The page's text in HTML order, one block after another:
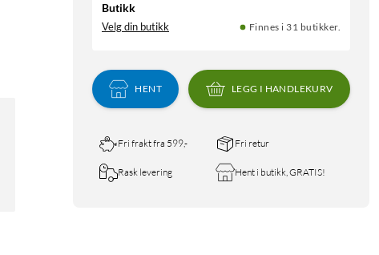
Butikk
Velg din butikk Finnes i 31 butikker.
HENT LEGG I HANDLEKURV
Fri frakt fra 599,- Fri retur
Rask levering Hent i butikk, GRATIS!